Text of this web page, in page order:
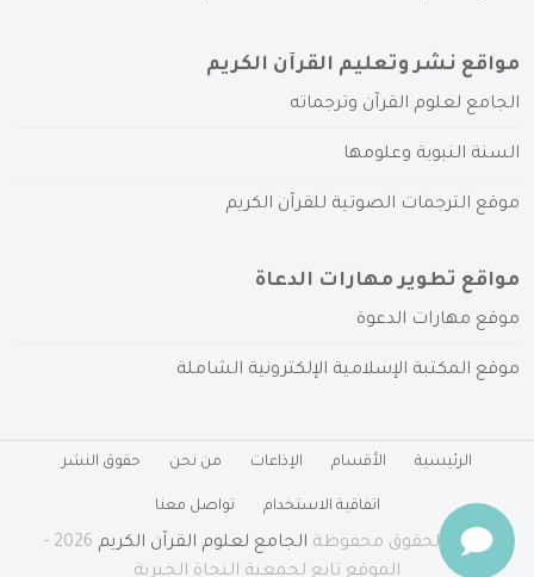
مواقع نشر وتعليم القرآن الكريم
الجامع لعلوم القرآن وترجماته
السنة النبوية وعلومها
موقع الترجمات الصوتية للقرآن الكريم
مواقع تطوير مهارات الدعاة
موقع مهارات الدعوة
موقع المكتبة الإسلامية الإلكترونية الشاملة
الرئيسية الأقسام الإذاعات من نحن حقوق النشر
اتفاقية الاستخدام تواصل معنا
جميع الحقوق محفوظة الجامع لعلوم القرآن الكريم
2026 -
الموقع تابع لجمعية النجاة الخيرية